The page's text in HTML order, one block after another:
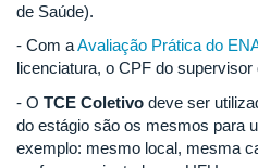
de Saúde).
- Com aAvaliação Prática do
licenciatura, o CPF do
- O TCE Coletivo deve ser
do estágio são os mesmos para
exemplo: mesmo local, mesma